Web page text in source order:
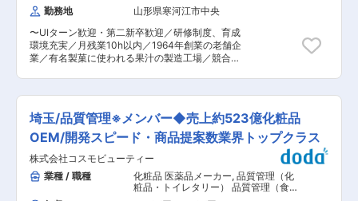
出し、検品および包装チェックいただきます。休
憩場所には各自ドリンクを置いて休憩時間に自由
に飲むことができます。 ■工場勤務の未経験者の
入社事例 タクシー運転手の方やスーパーの店員さ
んなど、業界や職種にこだわらずご入社いただき
活躍いただけております。共通点として「お客様
入社後のフォロー体制 入社後研修が1〜1か月半ほ
どあり、会社全体の基本的な業務の流れを理解し
ていただきます。その後はOJTの形で現場で先輩
についてもらいながら学んでいただきます。同社
では新卒の受け入れも行っていることから未経験
者への理解も厚く、先輩にいつでも聞けるような
受け入れ態勢が整っております。 ■組織構成 7階
勤務地
山形県寒河江市中央
〜UIターン歓迎・第二新卒歓迎／研修制度、育成
環境充実／月残業10h以内／1964年創業の老舗企
業／有名製菓に使われる果汁の製造工場／競合少
て、製菓や飲料の元となる果汁の製造加工業務を
お任せいたします。 有名製菓の元とのなる果汁の
製造、加工業務携われるやりがいのあるお仕事で
す。 ■具体的には： 果物の選別→果汁の製造→品
質管理→他工場への輸送orメーカーへの輸送を担
う工場であり、各ラインの1工程を担っていただ
くイメージになります。 ※製造工程の中で、重い
ものを持つ作業もございます。 ■工場について：
工場は40名ほどいらっしゃり、製造や事務管理、
埼玉/品質管理※メンバー◆売上約523億化粧品
OEM/開発スピード・商品提案数業界トップクラス
株式会社コスモビューティー
業種 / 職種
化粧品 医薬品メーカー, 品質管理（化
粧品・トイレタリー） 品質管理（食
品・香料・飼料）